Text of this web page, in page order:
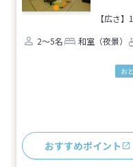
【広さ】
2～5名
和室（夜景）
お
おすすめポイント